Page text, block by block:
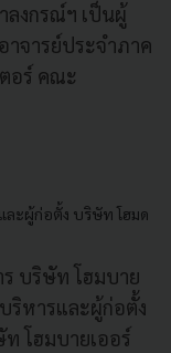
ลงกรณ์ฯ เป็นผู้
จารย์ประจำภาค
อร์ คณะ
ะผู้ก่อตั้ง บริษัท โฮมด
บริษัท โฮมบาย
ริหารและผู้ก่อตั้ง
โฮมบายเออร์